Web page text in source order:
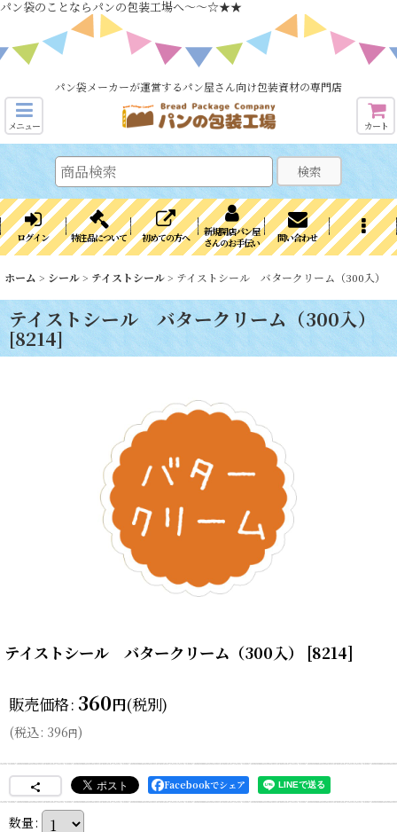
パン袋のことならパンの包装工場へ～～☆★★
パン袋メーカーが運営するパン屋さん向け包装資材の専門店
メニュー カート
検索
ログイン 特注品について 初めての方へ
新規開店パン屋
さんのお手伝い
問い合わせ
ホーム > シール> テイストシール> テイストシール バタークリーム（300入）
テイストシール バタークリーム（300入）
[8214]
テイストシール バタークリーム（300入） [8214]
販売価格: 360円(税別)
(税込: 396円)
Facebookでシェア
数量: